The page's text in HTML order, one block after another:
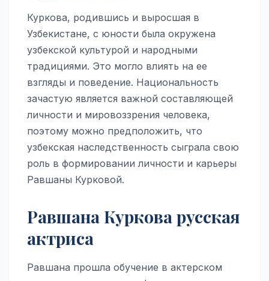
Куркова, родившись и выросшая в
Узбекистане, с юности была окружена
узбекской культурой и народными
традициями. Это могло влиять на ее
взгляды и поведение. Национальность
зачастую является важной составляющей
личности и мировоззрения человека,
поэтому можно предположить, что
узбекская наследственность сыграла свою
роль в формировании личности и карьеры
Равшаны Курковой.
Равшана Куркова русская
актриса
Равшана прошла обучение в актерском